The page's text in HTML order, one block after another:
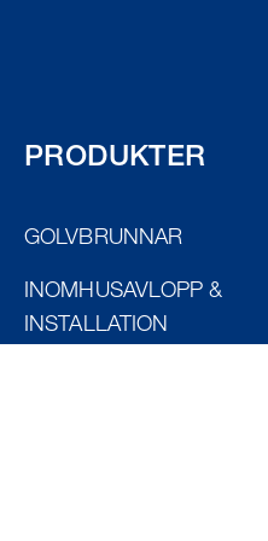
PRODUKTER
GOLVBRUNNAR
INOMHUSAVLOPP &
INSTALLATION